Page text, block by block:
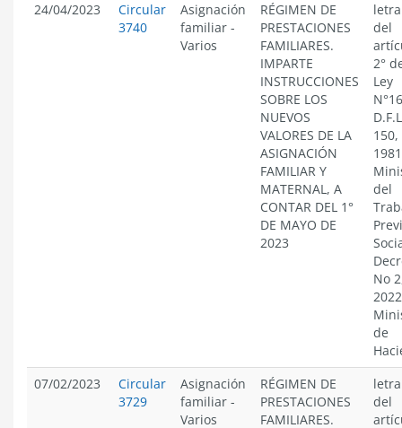
24/04/2023
Circular
3740
Asignación
familiar -
Varios
RÉGIMEN DE
PRESTACIONES
FAMILIARES.
IMPARTE
INSTRUCCIONES
SOBRE LOS
NUEVOS
VALORES DE LA
ASIGNACIÓN
FAMILIAR Y
MATERNAL, A
CONTAR DEL 1°
DE MAYO DE
2023
del
2°
Ley
del
No
de
07/02/2023
Circular
3729
Asignación
familiar -
Varios
RÉGIMEN DE
PRESTACIONES
FAMILIARES.
del